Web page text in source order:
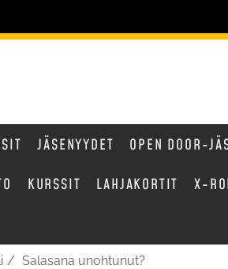
JÄSENYYDET OPEN DOOR-
KURSSIT LAHJAKORTIT X-
Salasana unohtunut?